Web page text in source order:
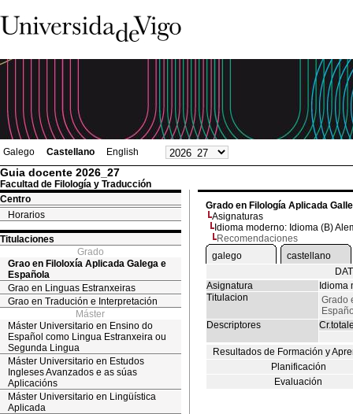
Galego Castellano English
Guia docente 2026_27
Facultad de Filología y Traducción
Centro
Horarios
Titulaciones
Grado
Grao en Filoloxía Aplicada Galega e
Española
Grao en Linguas Estranxeiras
Grao en Tradución e Interpretación
Máster
Máster Universitario en Ensino do
Español como Lingua Estranxeira ou
Segunda Lingua
Máster Universitario en Estudos
Ingleses Avanzados e as súas
Aplicacións
Máster Universitario en Lingüística
Aplicada
Grado en Filología Aplicada
Asignaturas
Idioma moderno: Idioma (B)
Recomendaciones
galego
castellano
Asignatura
Idioma
Titulacion
Grado
Descriptores
Resultados de Formación y
Planificación
Evaluación